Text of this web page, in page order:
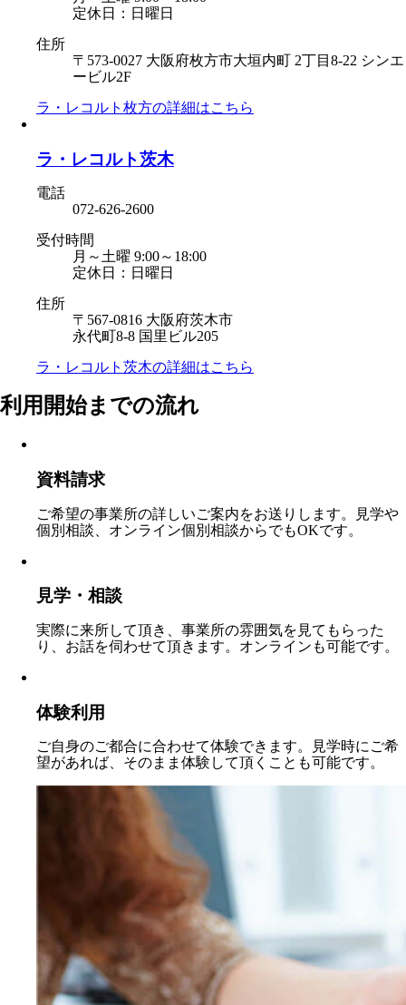
定休日：日曜日
住所
〒573-0027 大阪府枚方市大垣内町 2丁目8-22 シンエ
ービル2F
ラ・レコルト枚方の詳細はこちら
ラ・レコルト茨木
電話
072-626-2600
受付時間
月～土曜 9:00～18:00
定休日：日曜日
住所
〒567-0816 大阪府茨木市
永代町8-8 国里ビル205
ラ・レコルト茨木の詳細はこちら
利用開始までの流れ
資料請求
ご希望の事業所の詳しいご案内をお送りします。見学や
個別相談、オンライン個別相談からでもOKです。
見学・相談
実際に来所して頂き、事業所の雰囲気を見てもらった
り、お話を伺わせて頂きます。オンラインも可能です。
体験利用
ご自身のご都合に合わせて体験できます。見学時にご希
望があれば、そのまま体験して頂くことも可能です。